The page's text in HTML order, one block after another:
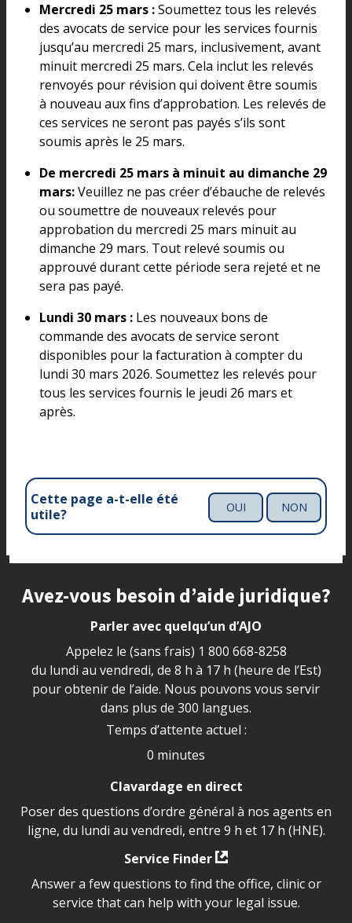
Mercredi 25 mars :Soumettez tous les relevés
des avocats de service pour les services fournis
jusqu’au mercredi 25 mars, inclusivement, avant
minuit mercredi 25 mars. Cela inclut les relevés
renvoyés pour révision qui doivent être soumis
à nouveau aux fins d’approbation. Les relevés de
ces services ne seront pas payés s’ils sont
soumis après le 25 mars.
De mercredi 25 mars à minuit au dimanche 29
mars:Veuillez ne pas créer d’ébauche de relevés
ou soumettre de nouveaux relevés pour
approbation du mercredi 25 mars minuit au
dimanche 29 mars. Tout relevé soumis ou
approuvé durant cette période sera rejeté et ne
sera pas payé.
Lundi 30 mars :Les nouveaux bons de
commande des avocats de service seront
disponibles pour la facturation à compter du
lundi 30 mars 2026. Soumettez les relevés pour
tous les services fournis le jeudi 26 mars et
après.
Cette page a-t-elle été
utile?
OUI NON
Site footer
Avez-vous besoin d’aide juridique?
Parler avec quelqu’un d’AJO
Appelez le (sans frais) 1 800 668-8258
du lundi au vendredi, de 8 h à 17 h (heure de l’Est)
pour obtenir de l’aide. Nous pouvons vous servir
dans plus de 300 langues.
Temps d’attente actuel :
0 minutes
Clavardage en direct
Poser des questions d’ordre général à nos agents en
ligne, du lundi au vendredi, entre 9 h et 17 h (HNE).
Service Finder
Answer a few questions to find the office, clinic or
service that can help with your legal issue.